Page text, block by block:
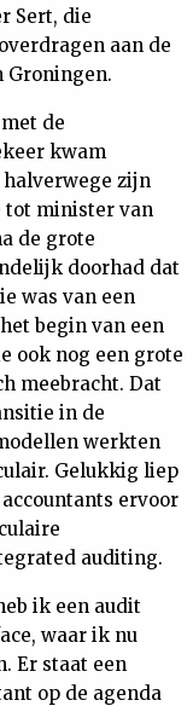
Sert, die
aan de
Groningen.
de
kwam
zijn
tot minister van
de grote
doorhad dat
was van een
begin van een
ook nog een grote
meebracht. Dat
in de
werkten
Gelukkig liep
ervoor
auditing.
ik een audit
waar ik nu
Er staat een
op de agenda